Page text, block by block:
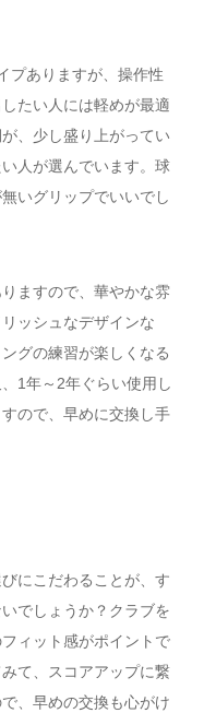
プありますが、操作性
たい人には軽めが最適
、少し盛り上がってい
人が選んでいます。球
いグリップでいいでし
ますので、華やかな雰
ッシュなデザインな
グの練習が楽しくなる
1年～2年ぐらい使用し
ので、早めに交換し手
にこだわることが、す
でしょうか？クラブを
ィット感がポイントで
て、スコアアップに繋
、早めの交換も心がけ